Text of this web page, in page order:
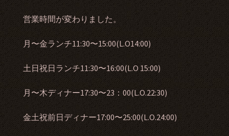
営業時間が変わりました。
月〜金ランチ11:30〜15:00(L.O14:00)
土日祝日ランチ11:30〜16:00(L.O 15:00)
月〜木ディナー17:30〜23：00(L.O.22:30)
金土祝前日ディナー17:00〜25:00(L.O.24:00)